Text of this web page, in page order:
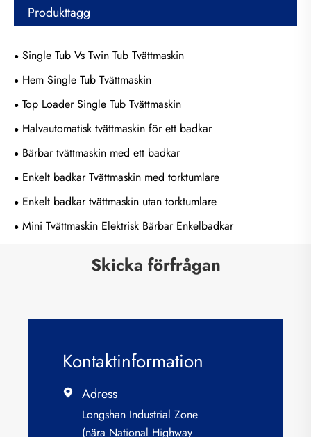
Produkttagg
Single Tub Vs Twin Tub Tvättmaskin
Hem Single Tub Tvättmaskin
Top Loader Single Tub Tvättmaskin
Halvautomatisk tvättmaskin för ett badkar
Bärbar tvättmaskin med ett badkar
Enkelt badkar Tvättmaskin med torktumlare
Enkelt badkar tvättmaskin utan torktumlare
Mini Tvättmaskin Elektrisk Bärbar Enkelbadkar
Skicka förfrågan
Kontaktinformation
 Adress
Longshan Industrial Zone
(nära National Highway